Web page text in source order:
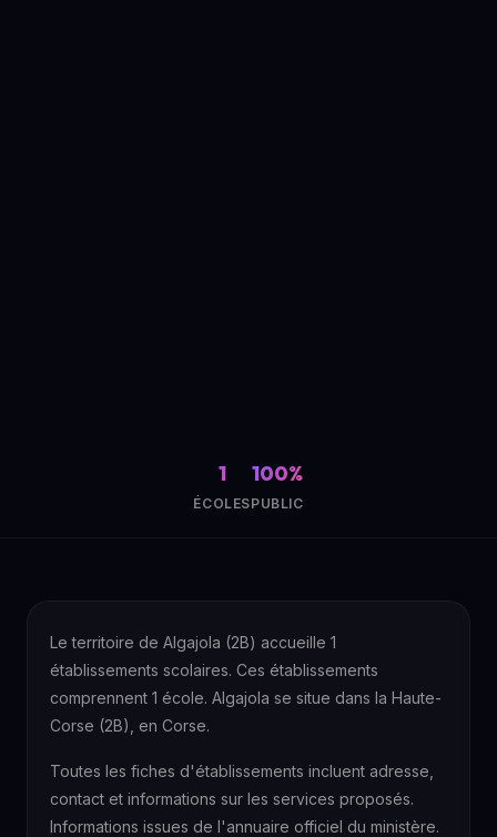
1
ÉCOLES
100%
PUBLIC
Le territoire de Algajola (2B) accueille 1
établissements scolaires. Ces établissements
comprennent 1 école. Algajola se situe dans la Haute-
Corse (2B), en Corse.
Toutes les fiches d'établissements incluent adresse,
contact et informations sur les services proposés.
Informations issues de l'annuaire officiel du ministère.